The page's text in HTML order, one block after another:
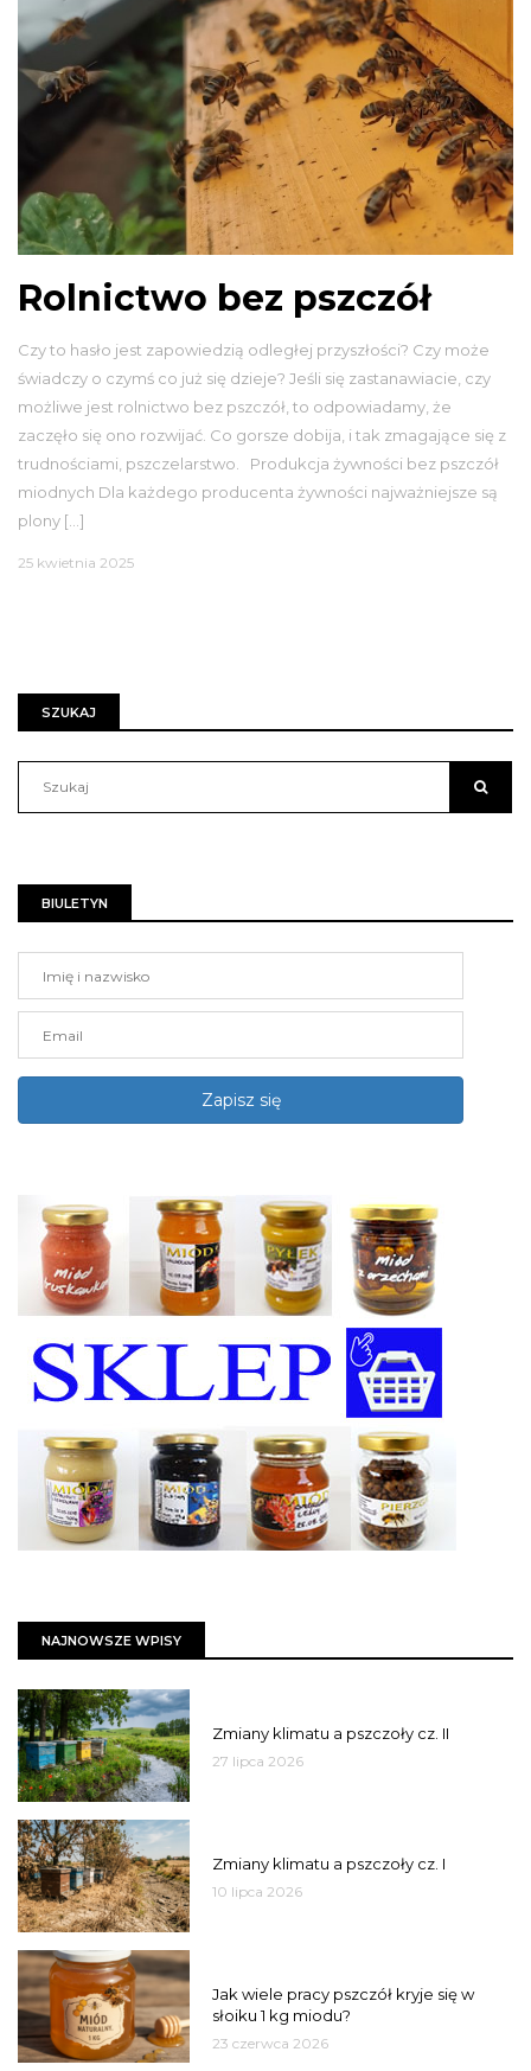
Rolnictwo bez pszczół
Czy to hasło jest zapowiedzią odległej przyszłości? Czy może
świadczy o czymś co już się dzieje? Jeśli się zastanawiacie, czy
możliwe jest rolnictwo bez pszczół, to odpowiadamy, że
zaczęło się ono rozwijać. Co gorsze dobija, i tak zmagające się z
trudnościami, pszczelarstwo. Produkcja żywności bez pszczół
miodnych Dla każdego producenta żywności najważniejsze są
plony […]
25 kwietnia 2025
SZUKAJ
BIULETYN
NAJNOWSZE WPISY
Zmiany klimatu a pszczoły cz. II
27 lipca 2026
Zmiany klimatu a pszczoły cz. I
10 lipca 2026
Jak wiele pracy pszczół kryje się w
słoiku 1 kg miodu?
23 czerwca 2026